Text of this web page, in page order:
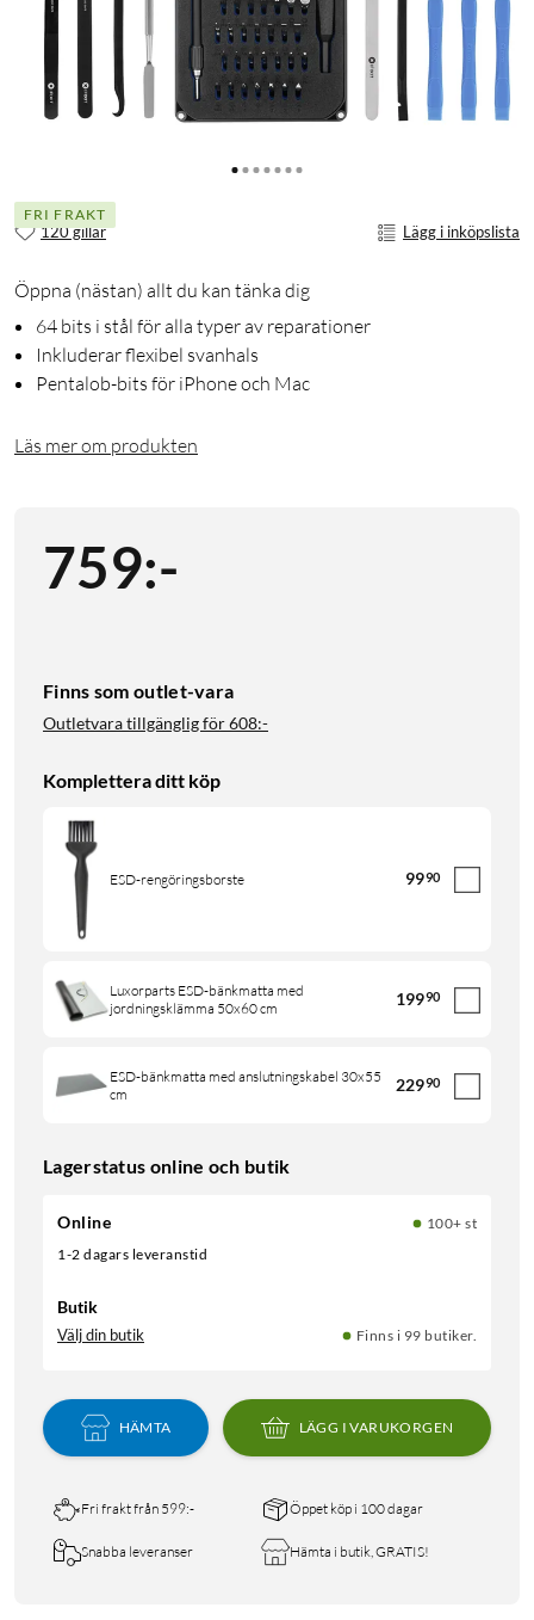
FRI FRAKT
120 gillar Lägg i inköpslista
Öppna (nästan) allt du kan tänka dig
64 bits i stål för alla typer av reparationer
Inkluderar flexibel svanhals
Pentalob-bits för iPhone och Mac
Läs mer om produkten
759:-
Finns som outlet-vara
Outletvara tillgänglig för608:-
Komplettera ditt köp
ESD-rengöringsborste 9990
Luxorparts ESD-bänkmatta med
jordningsklämma 50x60 cm
19990
ESD-bänkmatta med anslutningskabel 30x55
cm
22990
Lagerstatus online och butik
Online
100+ st
1-2 dagars leveranstid
Butik
Välj din butik Finns i 99 butiker.
HÄMTA LÄGG I VARUKORGEN
Fri frakt från 599:- Öppet köp i 100 dagar
Snabba leveranser Hämta i butik, GRATIS!